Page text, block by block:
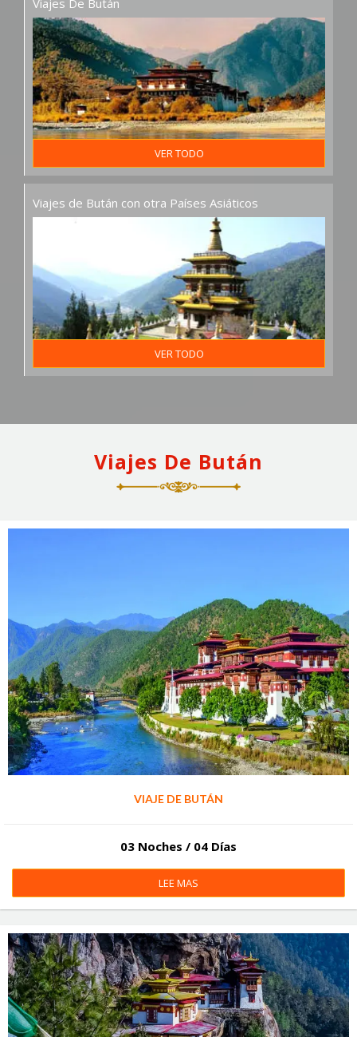
VER TODO
Viajes de Bután con otra Países Asiáticos
VER TODO
Viajes De Bután
VIAJE DE BUTÁN
03 Noches / 04 Días
LEE MAS